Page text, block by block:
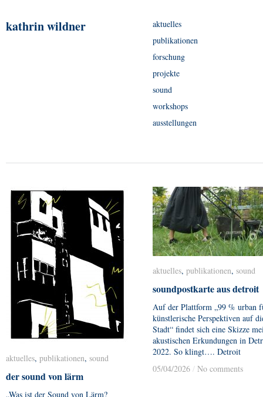
kathrin wildner
aktuelles
publikationen
forschung
projekte
sound
workshops
ausstellungen
aktuelles, publikationen, sound
der sound von lärm
„Was ist der Sound von Lärm?
aktuelles publikationen sound
der sound von lärm
aktuelles, publikationen, sound
soundpostkarte aus detroit
Auf der Plattform „99 % urban
künstlerische Perspektiven auf
Stadt“ findet sich eine Skizze
akustischen Erkundungen in
2022. So klingt…. Detroit
05/04/2026 / No comments
aktuelles publikationen sound
soundpostkarte aus detroit
05/04/2026 / No comments